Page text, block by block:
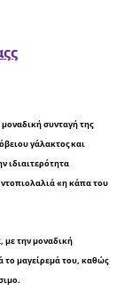
συνταγή της
γάλακτος και
ιδιαιτερότητα
«η κάπα του
με την μοναδική
το μαγείρεμά του, καθώς